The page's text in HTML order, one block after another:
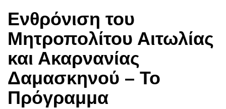
Ενθρόνιση του
Μητροπολίτου Αιτωλίας
και Ακαρνανίας
Δαμασκηνού – Το
Πρόγραμμα